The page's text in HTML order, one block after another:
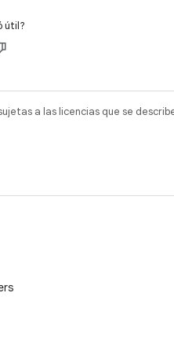
útil?
a las licencias que se